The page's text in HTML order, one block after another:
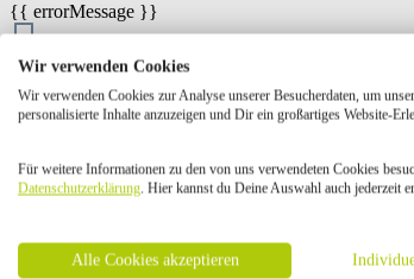
{{ errorMessage }}
{{
{{ store.label }}
{{ store.street }} {{ store.streetNumber }}
{{ store.zipCode }} {{ store.city }}
Öffnungszeiten:
Seite {{ pagination.page }} von {{
Wir verwenden Cookies
Wir verwenden Cookies zur Analyse unserer Besucherdaten, um
personalisierte Inhalte anzuzeigen und Dir ein großartiges Website-
Für weitere Informationen zu den von uns verwendeten Cookies
Datenschutzerklärung. Hier kannst du Deine Auswahl auch jederzeit
Alle Cookies akzeptieren